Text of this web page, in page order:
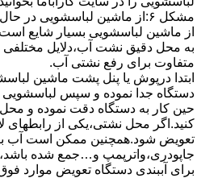
مشکل ۶:از ﻣﺎﺷﯿﻦ لباسشویی
از ماشین لباسشویی بسیار شایع
به محل دقیق نشت آب،دلایل مختلفی
متفاوت برای رفع نشتی آب.
ابتدا درپوش یا پنل ﭘﺸﺖ ﻣﺎﺷﯿﻦ
دستگاه ﺟﺪا ﻧﻤﻮده و ﺳﭙﺲ
حین کار به دستگاه دقت نموده و
کنید.اﮔﺮ ﻣﺤﻞ نشتی،ﯾﮑﯽ از
ﺗﻌﻮﯾﺾ شود.همچنین ﻣﻤﮑﻦ اﺳﺖ آب
ﺟﺎﭘﻮدری،واترپمپ و…جمع شده
برای آببندی دستگاه ﺗﻌﻮﯾﺾ ﻣﻮارد